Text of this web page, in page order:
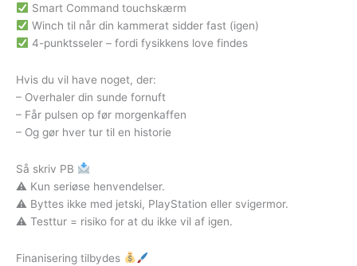
Smart Command touchskærm
Winch til når din kammerat sidder fast (igen)
4-punktsseler – fordi fysikkens love findes
Hvis du vil have noget, der:
– Overhaler din sunde fornuft
– Får pulsen op før morgenkaffen
– Og gør hver tur til en historie
Så skriv PB
⚠ Kun seriøse henvendelser.
⚠ Byttes ikke med jetski, PlayStation eller svigermor.
⚠ Testtur = risiko for at du ikke vil af igen.
Finanisering tilbydes